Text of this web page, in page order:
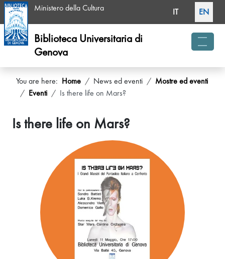
Ministero della Cultura Select your
IT EN
Biblioteca Universitaria di
Genova
menu
You are here: Home News ed eventi
Mostre ed eventi
Eventi
Is there life on Mars?
Is there life on Mars?